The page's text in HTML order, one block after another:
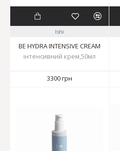
Ishi
BE HYDRA INTENSIVE CREAM
інтенсивний крем,50мл
3300 грн